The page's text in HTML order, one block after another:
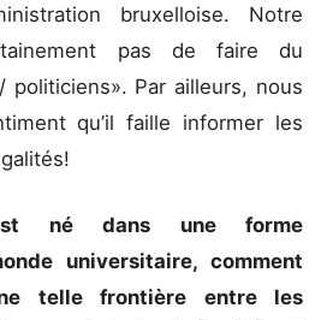
bruxelloise. Notre
pas de faire du
politiciens». Par ailleurs, nous
qu’il faille informer les
est né dans une forme
universitaire, comment
telle frontière entre les